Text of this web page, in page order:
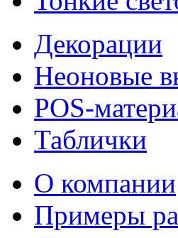
Декорации
Неоновые
POS-
Таблички
О компании
Примеры